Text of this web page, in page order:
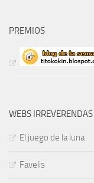
PREMIOS
WEBS IRREVERENDAS
El juego de la luna
Favelis